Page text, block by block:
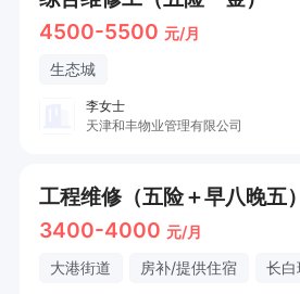
4500-5500 元/月
生态城
李女士
天津和丰物业管理有限公司
工程维修（五险＋早八晚五）
3400-4000 元/月
大港街道 房补/提供住宿 长白